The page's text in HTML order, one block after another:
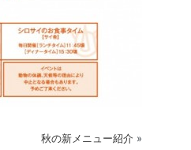
秋の新メニュー紹介 »